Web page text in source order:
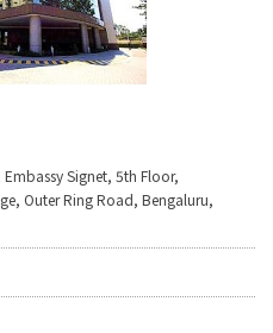
Embassy Signet, 5th Floor,
Outer Ring Road, Bengaluru,